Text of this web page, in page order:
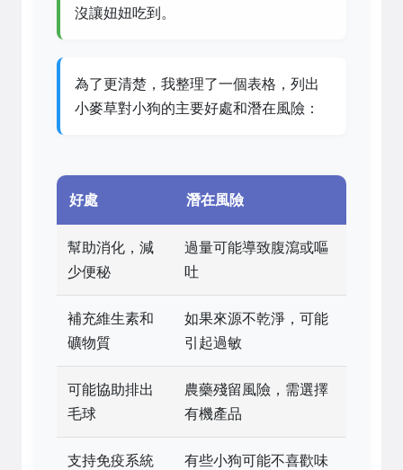
沒讓妞妞吃到。
為了更清楚，我整理了一個表格，列出
小麥草對小狗的主要好處和潛在風險：
好處 潛在風險
幫助消化，減
少便秘
過量可能導致腹瀉或嘔
吐
補充維生素和
礦物質
如果來源不乾淨，可能
引起過敏
可能協助排出
毛球
農藥殘留風險，需選擇
有機產品
支持免疫系統
有些小狗可能不喜歡味